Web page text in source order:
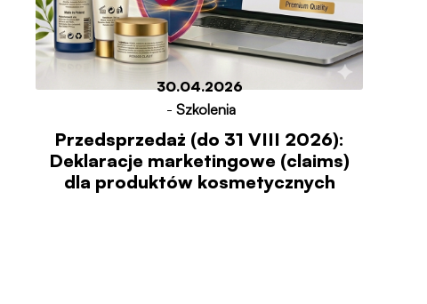
30.04.2026
- Szkolenia
Przedsprzedaż (do 31 VIII 2026):
Deklaracje marketingowe (claims)
dla produktów kosmetycznych